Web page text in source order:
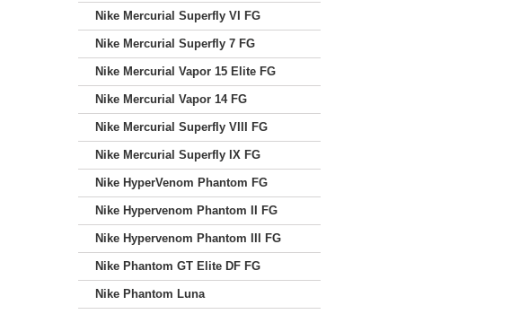
Nike Mercurial Superfly VI FG
Nike Mercurial Superfly 7 FG
Nike Mercurial Vapor 15 Elite FG
Nike Mercurial Vapor 14 FG
Nike Mercurial Superfly VIII FG
Nike Mercurial Superfly IX FG
Nike HyperVenom Phantom FG
Nike Hypervenom Phantom II FG
Nike Hypervenom Phantom III FG
Nike Phantom GT Elite DF FG
Nike Phantom Luna